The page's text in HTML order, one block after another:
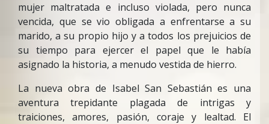
mujer maltratada e incluso violada, pero nunca
vencida, que se vio obligada a enfrentarse a su
marido, a su propio hijo y a todos los prejuicios de
su tiempo para ejercer el papel que le había
asignado la historia, a menudo vestida de hierro.
La nueva obra de Isabel San Sebastián es una
aventura trepidante plagada de intrigas y
traiciones, amores, pasión, coraje y lealtad. El